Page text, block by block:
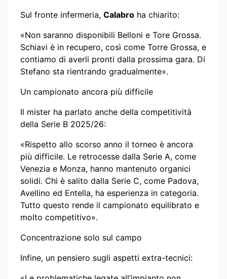
Sul fronte infermeria, Calabro ha chiarito:
«Non saranno disponibili Belloni e Tore Grossa.
Schiavi è in recupero, così come Torre Grossa, e
contiamo di averli pronti dalla prossima gara. Di
Stefano sta rientrando gradualmente».
Un campionato ancora più difficile
Il mister ha parlato anche della competitività
della Serie B 2025/26:
«Rispetto allo scorso anno il torneo è ancora
più difficile. Le retrocesse dalla Serie A, come
Venezia e Monza, hanno mantenuto organici
solidi. Chi è salito dalla Serie C, come Padova,
Avellino ed Entella, ha esperienza in categoria.
Tutto questo rende il campionato equilibrato e
molto competitivo».
Concentrazione solo sul campo
Infine, un pensiero sugli aspetti extra-tecnici: